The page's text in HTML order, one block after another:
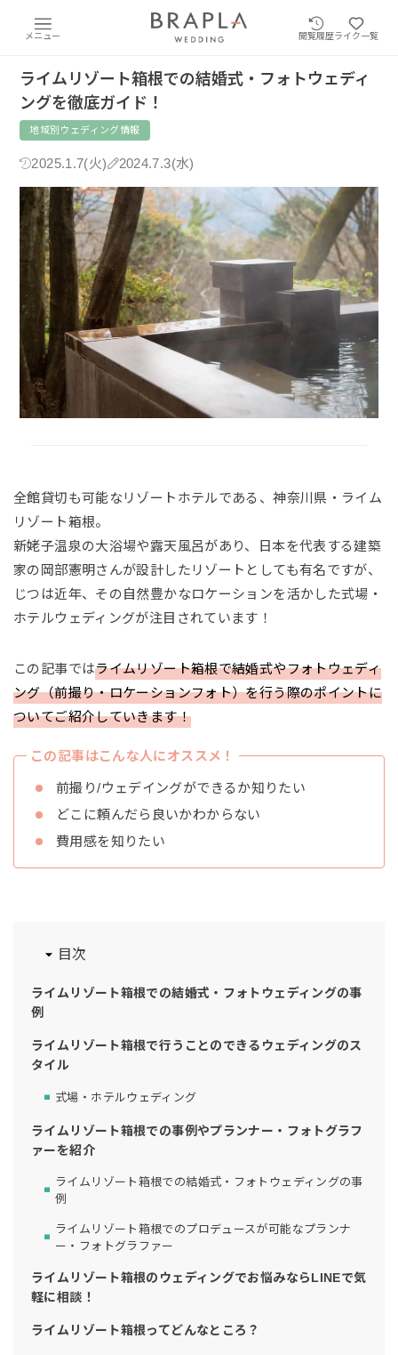
メニュー 閲覧履歴ライク一覧
ライムリゾート箱根での結婚式・フォトウェディ
ングを徹底ガイド！
地域別ウェディング情報
2025.1.7(火) 2024.7.3(水)
全館貸切も可能なリゾートホテルである、神奈川県・ライム
リゾート箱根。
新姥子温泉の大浴場や露天風呂があり、日本を代表する建築
家の岡部憲明さんが設計したリゾートとしても有名ですが、
じつは近年、その自然豊かなロケーションを活かした式場・
ホテルウェディングが注目されています！
この記事ではライムリゾート箱根で結婚式やフォトウェディ
ング（前撮り・ロケーションフォト）を行う際のポイントに
ついてご紹介していきます！
この記事はこんな人にオススメ！
前撮り/ウェデイングができるか知りたい
どこに頼んだら良いかわからない
費用感を知りたい
目次
ライムリゾート箱根での結婚式・フォトウェディングの事
例
ライムリゾート箱根で行うことのできるウェディングのス
タイル
式場・ホテルウェディング
ライムリゾート箱根での事例やプランナー・フォトグラフ
ァーを紹介
ライムリゾート箱根での結婚式・フォトウェディングの事
例
ライムリゾート箱根でのプロデュースが可能なプランナ
ー・フォトグラファー
ライムリゾート箱根のウェディングでお悩みならLINEで気
軽に相談！
ライムリゾート箱根ってどんなところ？